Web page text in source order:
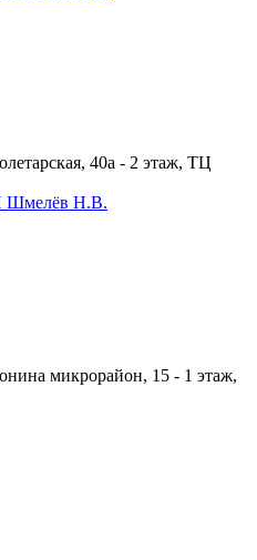
40а - 2 этаж, ТЦ
Шмелёв Н.В.
микрорайон, 15 - 1 этаж,